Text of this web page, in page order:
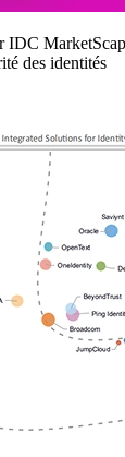
IDC
des identités